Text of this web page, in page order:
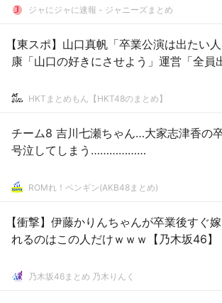
ジャにジャに速報 - ジャニーズまとめ
【東スポ】山口真帆「卒業公演は出たい
康「山口の好きにさせよう」運営「全員
HKTまとめもん【HKT48のまとめ】
チーム8 吉川七瀬ちゃん…大家志津香の
号泣してしまう………………
ROMれ！ペンギン(AKB48まとめ)
【衝撃】伊藤かりんちゃんが卒業後すぐ
れるのはこの人だけｗｗｗ【乃木坂46】
乃木坂46まとめ 乃木りんく